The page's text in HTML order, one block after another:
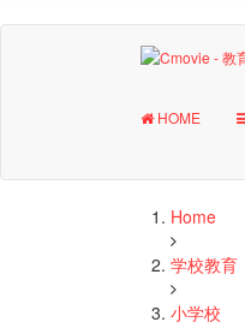
HOME
Home
学校教育
小学校